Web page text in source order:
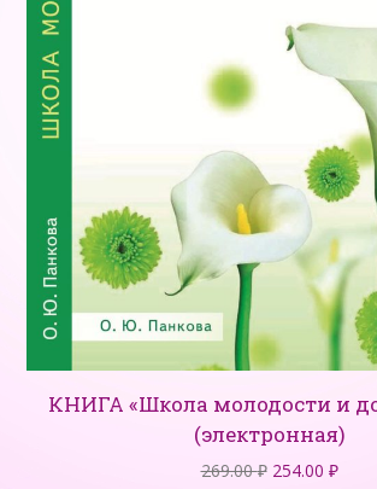
КНИГА «Школа молодости и
(электронная)
269.00₽ 254.00 ₽